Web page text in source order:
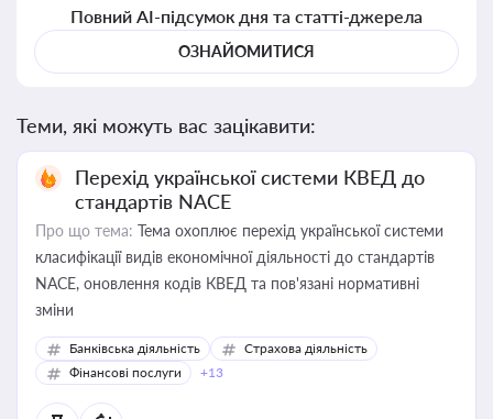
Повний AI-підсумок дня та статті-джерела
ОЗНАЙОМИТИСЯ
Теми, які можуть вас зацікавити:
Перехід української системи КВЕД до
стандартів NACE
Про що тема: Тема охоплює перехід української системи
класифікації видів економічної діяльності до стандартів
NACE, оновлення кодів КВЕД та пов'язані нормативні
зміни
Банківська діяльність
Страхова діяльність
Фінансові послуги
+13